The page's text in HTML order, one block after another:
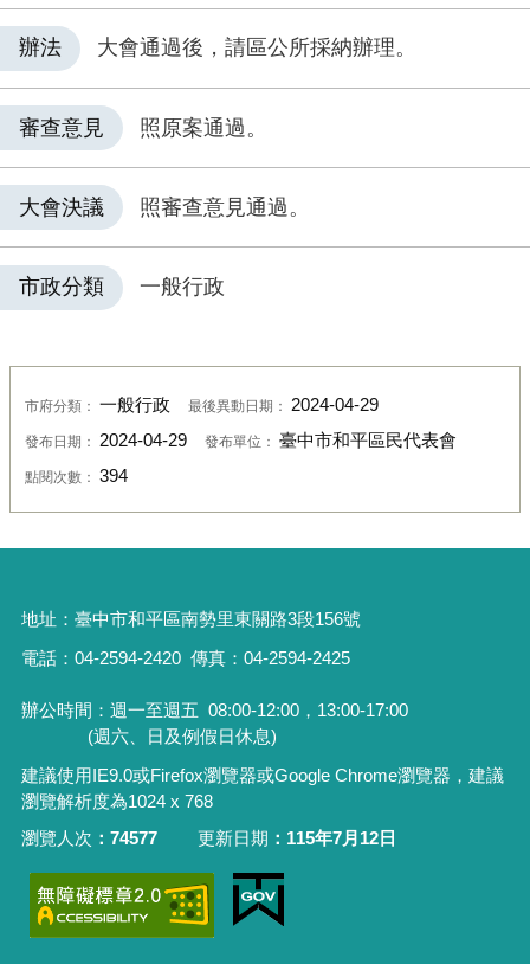
辦法 大會通過後，請區公所採納辦理。
審查意見 照原案通過。
大會決議 照審查意見通過。
市政分類 一般行政
市府分類： 一般行政 最後異動日期： 2024-04-29
發布日期： 2024-04-29 發布單位： 臺中市和平區民代表會
點閱次數： 394
地址： 臺中市和平區南勢里東關路3段156號
電話：04-2594-2420 傳真：04-2594-2425
辦公時間：週一至週五 08:00-12:00，13:00-17:00
(週六、日及例假日休息)
建議使用IE9.0或Firefox瀏覽器或Google Chrome瀏覽器，建議
瀏覽解析度為1024 x 768
瀏覽人次
74577 更新日期 115年7月12日